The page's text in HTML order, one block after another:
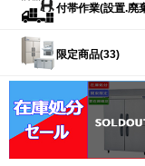
付帯作業(設置.廃
限定商品(33)